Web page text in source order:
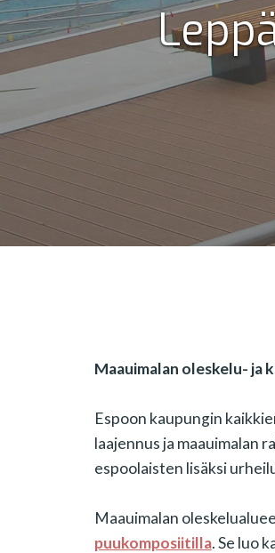
Maauimalan oleskelu-
Espoon kaupungin
laajennus ja maauimalan
espoolaisten lisäksi
Maauimalan
puukomposiitilla. Se luo